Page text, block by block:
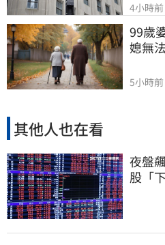
4小時前
99歲
媳無
5小時前
其他人也在看
夜盤
股「